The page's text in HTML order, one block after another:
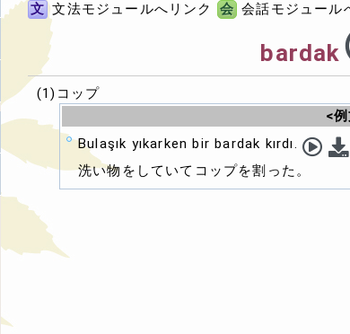
文 文法モジュールへリンク 会 会話モジュール
bardak
(1)コップ
<
Bulaşık yıkarken bir bardak kırdı.
洗い物をしていてコップを割った。